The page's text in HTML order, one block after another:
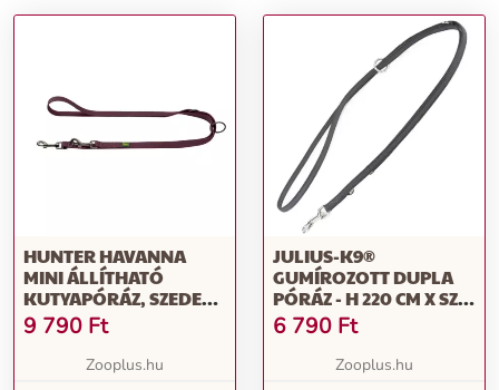
HUNTER HAVANNA
MINI ÁLLÍTHATÓ
KUTYAPÓRÁZ, SZEDER,
H 200CM, SZ 15MM
9 790 Ft
Zooplus.hu
JULIUS-K9®
GUMÍROZOTT DUPLA
PÓRÁZ - H 220 CM X SZ
20 MM, MAX. 50 KG-IG
6 790 Ft
Zooplus.hu